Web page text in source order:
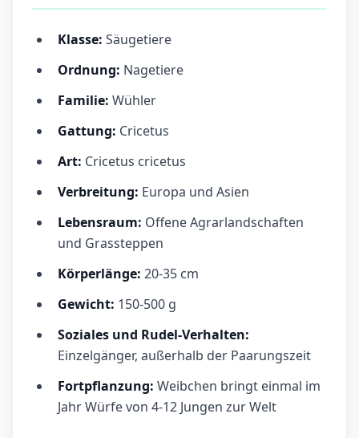
Klasse: Säugetiere
Ordnung: Nagetiere
Familie: Wühler
Gattung: Cricetus
Art: Cricetus cricetus
Verbreitung: Europa und Asien
Lebensraum: Offene Agrarlandschaften
und Grassteppen
Körperlänge: 20-35 cm
Gewicht: 150-500 g
Soziales und Rudel-Verhalten:
Einzelgänger, außerhalb der Paarungszeit
Fortpflanzung: Weibchen bringt einmal im
Jahr Würfe von 4-12 Jungen zur Welt